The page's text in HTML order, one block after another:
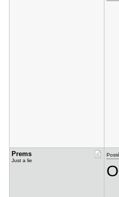
Prems
Just a lie